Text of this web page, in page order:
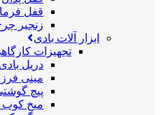
قفل
زنجیر
ابزار آلات بادی
تجهیزات
دریل بادی
مینی فرز
پیچ
میخ کوب